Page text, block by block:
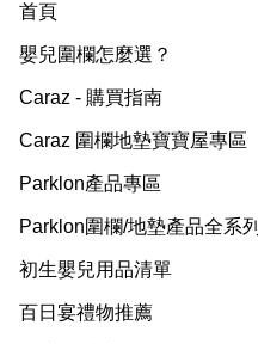
首頁
嬰兒圍欄怎麼選？
Caraz - 購買指南
Caraz 圍欄地墊寶寶屋專區
Parklon產品專區
Parklon圍欄/地墊產品全系列
初生嬰兒用品清單
百日宴禮物推薦